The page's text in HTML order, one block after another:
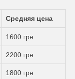
Средняя цена
1600 грн
2200 грн
1800 грн